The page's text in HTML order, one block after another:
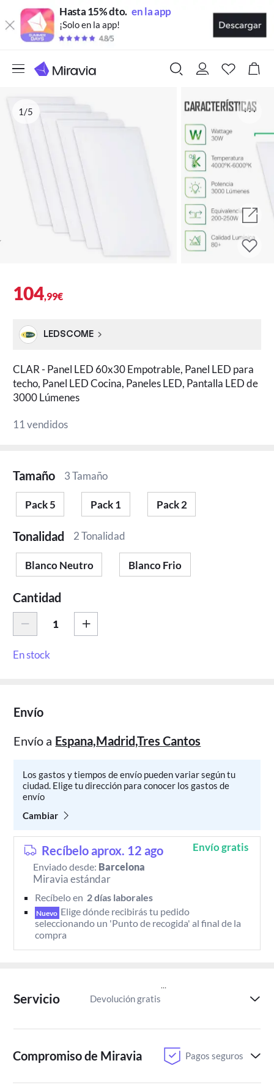
Hasta 15% dto. en la app
¡Solo en la app!
1/5
104,99€
LEDSCOME
CLAR - Panel LED 60x30 Empotrable, Panel LED para
techo, Panel LED Cocina, Paneles LED, Pantalla LED de
3000 Lúmenes
11 vendidos
Tamaño 3 Tamaño
Pack 5 Pack 1 Pack 2
Tonalidad 2 Tonalidad
Blanco Neutro Blanco Frio
Cantidad
En stock
Envío
Envío a Espana,Madrid,Tres Cantos
Los gastos y tiempos de envío pueden variar según tu
ciudad. Elige tu dirección para conocer los gastos de
envío
Cambiar
Recíbelo aprox. 12 ago Envío gratis
Enviado desde: Barcelona
Miravia estándar
Recíbelo en 2 días laborales
Nuevo Elige dónde recibirás tu pedido
seleccionando un 'Punto de recogida' al final de la
compra
Servicio Devolución gratis Paga
Compromiso de Miravia Pagos seguros